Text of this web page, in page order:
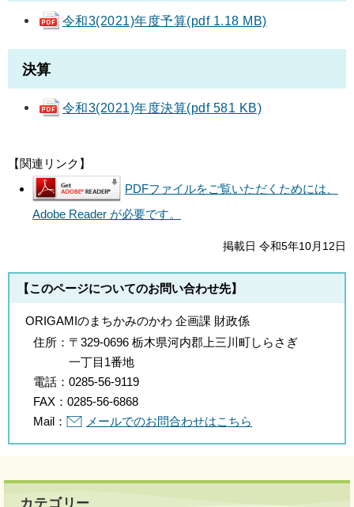
令和3(2021)年度予算(pdf 1.18 MB)
決算
令和3(2021)年度決算(pdf 581 KB)
【関連リンク】
PDFファイルをご覧いただくためには、
Adobe Reader が必要です。
掲載日 令和5年10月12日
【このページについてのお問い合わせ先】
ORIGAMIのまちかみのかわ 企画課 財政係
住所： 〒329-0696 栃木県河内郡上三川町しらさぎ
一丁目1番地
電話： 0285-56-9119
FAX： 0285-56-6868
Mail：
メールでのお問合わせはこちら
カテゴリー